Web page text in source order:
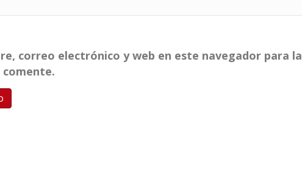
correo electrónico y web en este navegador para la
comente.